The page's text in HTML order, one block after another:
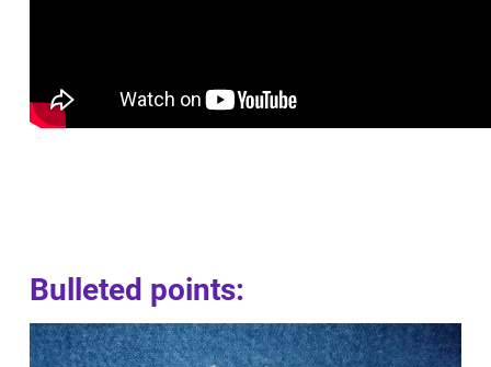
Bulleted points: